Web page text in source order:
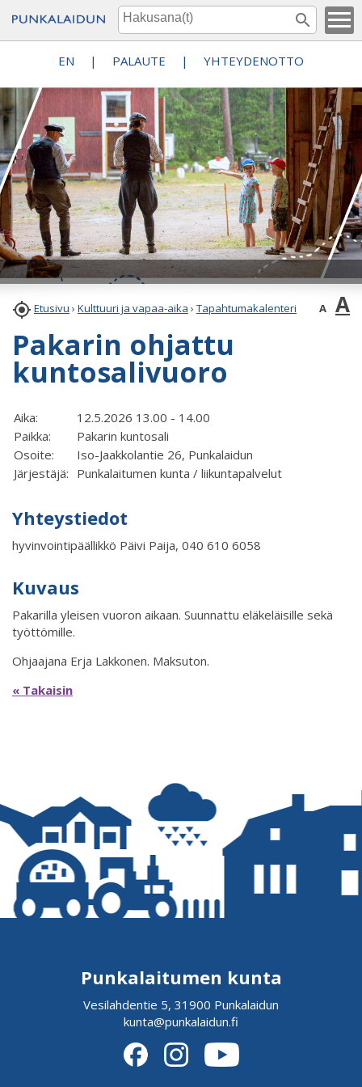
EN | PALAUTE | YHTEYDENOTTO
 Etusivu › Kulttuuri ja vapaa-aika › Tapahtumakalenteri A A
Pakarin ohjattu
kuntosalivuoro
Aika:
12.5.2026 13.00 - 14.00
Paikka:
Pakarin kuntosali
Osoite:
Iso-Jaakkolantie 26, Punkalaidun
Järjestäjä: Punkalaitumen kunta / liikuntapalvelut
Yhteystiedot
hyvinvointipäällikkö Päivi Paija, 040 610 6058
Kuvaus
Pakarilla yleisen vuoron aikaan. Suunnattu eläkeläisille sekä
työttömille.
Ohjaajana Erja Lakkonen. Maksuton.
« Takaisin
Punkalaitumen kunta
Vesilahdentie 5, 31900 Punkalaidun
kunta@punkalaidun.fi